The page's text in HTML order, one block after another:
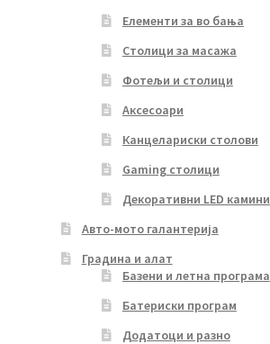
Елементи за во бања
Столици за масажа
Фотељи и столици
Аксесоари
Канцелариски столови
Gaming столици
Декоративни LED камини
Авто-мото галантерија
Градина и алат
Базени и летна програма
Батериски програм
Додатоци и разно